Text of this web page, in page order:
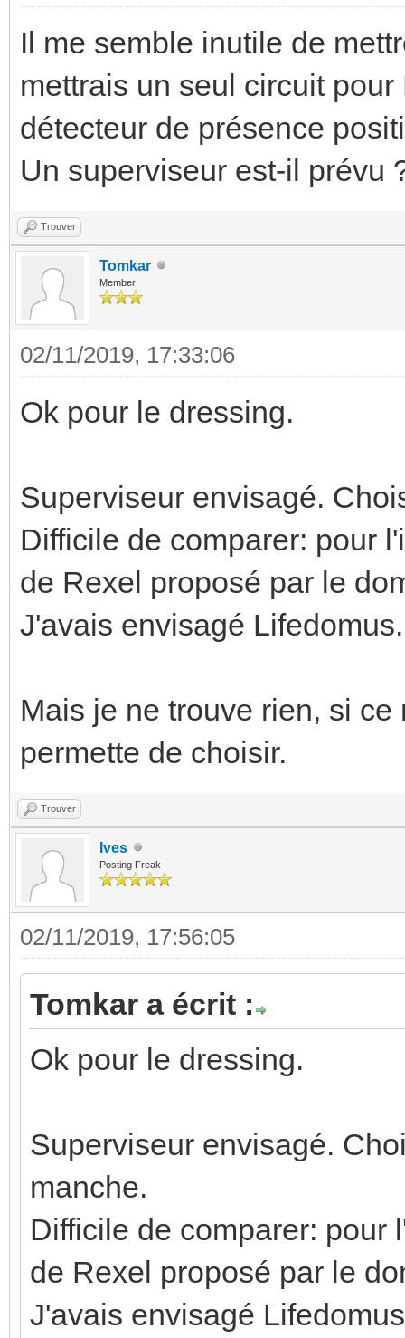
Il me semble inutile de
mettrais un seul circuit
détecteur de présence
Un superviseur est-il prévu
Trouver
Tomkar
Member
02/11/2019, 17:33:06
Ok pour le dressing.
Superviseur envisagé.
Difficile de comparer: pour
de Rexel proposé par le
J'avais envisagé Lifedomus.
Mais je ne trouve rien, si
permette de choisir.
Trouver
Ives
Posting Freak
02/11/2019, 17:56:05
Tomkar a écrit :
Ok pour le dressing.
Superviseur envisagé.
manche.
Difficile de comparer: pour
de Rexel proposé par le
J'avais envisagé